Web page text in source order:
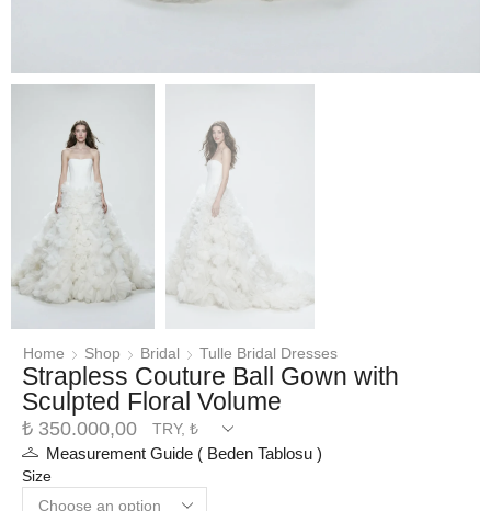
Home Shop Bridal Tulle Bridal Dresses
Strapless Couture Ball Gown with
Sculpted Floral Volume
₺ 350.000,00
Measurement Guide ( Beden Tablosu )
Size